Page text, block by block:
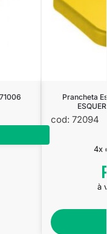
Prancheta
cod: 72094
4x
à